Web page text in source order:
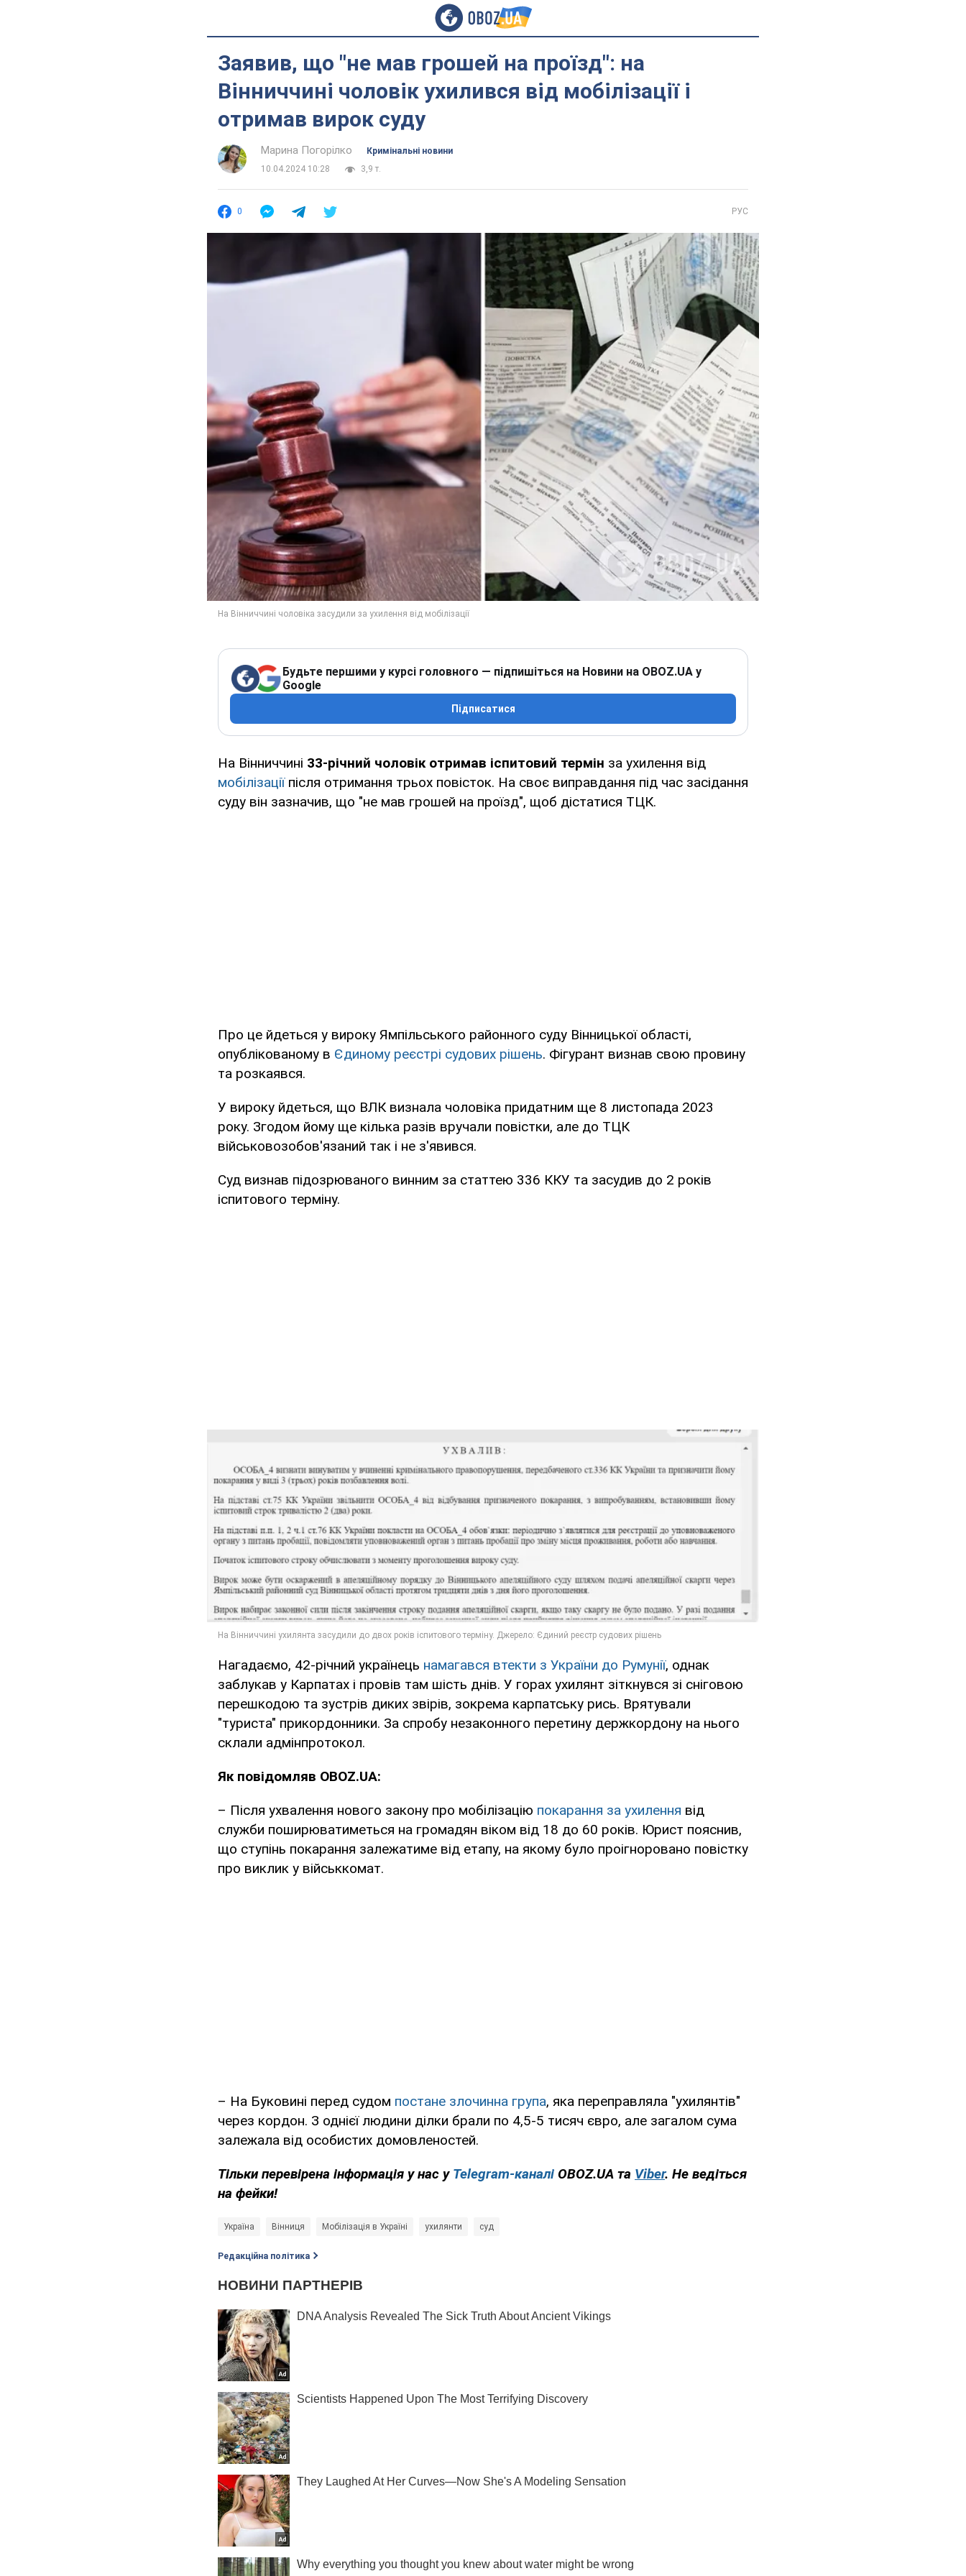
Заявив, що "не мав грошей на проїзд": на
Вінниччині чоловік ухилився від мобілізації і
отримав вирок суду
Марина Погорілко
Кримінальні новини
10.04.2024 10:28
3,9 т.
0 РУС
Будьте першими у курсі головного — підпишіться на Новини на OBOZ.UA у
Google
Підписатися
На Вінниччині 33-річний чоловік отримав іспитовий термін за ухилення від
мобілізації після отримання трьох повісток. На своє виправдання під час засідання
суду він зазначив, що "не мав грошей на проїзд", щоб дістатися ТЦК.
Про це йдеться у вироку Ямпільського районного суду Вінницької області,
опублікованому в Єдиному реєстрі судових рішень. Фігурант визнав свою провину
та розкаявся.
У вироку йдеться, що ВЛК визнала чоловіка придатним ще 8 листопада 2023
року. Згодом йому ще кілька разів вручали повістки, але до ТЦК
військовозобов'язаний так і не з'явився.
Суд визнав підозрюваного винним за статтею 336 ККУ та засудив до 2 років
іспитового терміну.
Нагадаємо, 42-річний українець намагався втекти з України до Румунії, однак
заблукав у Карпатах і провів там шість днів. У горах ухилянт зіткнувся зі сніговою
перешкодою та зустрів диких звірів, зокрема карпатську рись. Врятували
"туриста" прикордонники. За спробу незаконного перетину держкордону на нього
склали адмінпротокол.
Як повідомляв OBOZ.UA:
– Після ухвалення нового закону про мобілізацію покарання за ухилення від
служби поширюватиметься на громадян віком від 18 до 60 років. Юрист пояснив,
що ступінь покарання залежатиме від етапу, на якому було проігноровано повістку
про виклик у військкомат.
– На Буковині перед судом постане злочинна група, яка переправляла "ухилянтів"
через кордон. З однієї людини ділки брали по 4,5-5 тисяч євро, але загалом сума
залежала від особистих домовленостей.
Тільки перевірена інформація у нас у Telegram-каналі OBOZ.UA та Viber. Не ведіться
на фейки!
Україна Вінниця Мобілізація в Україні ухилянти суд
Редакційна політика